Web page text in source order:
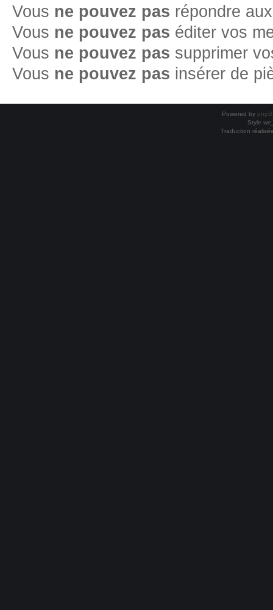
Vous ne pouvez pas répondre
Vous ne pouvez pas éditer vos
Vous ne pouvez pas supprimer
Vous ne pouvez pas insérer de
Powered by
Style
Traduction